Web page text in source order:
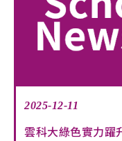
2025-12-11
雲科大綠色實力躍